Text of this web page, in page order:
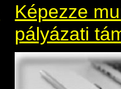
Képezze
pályázati